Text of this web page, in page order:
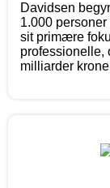
Davidsen
1.000
sit primære
professionelle,
milliarder